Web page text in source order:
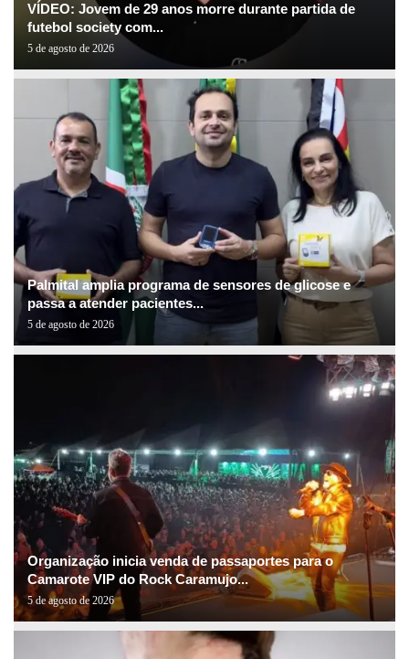
VÍDEO: Jovem de 29 anos morre durante partida de
futebol society com...
5 de agosto de 2026
Palmital amplia programa de sensores de glicose e
passa a atender pacientes...
5 de agosto de 2026
Organização inicia venda de passaportes para o
Camarote VIP do Rock Caramujo...
5 de agosto de 2026